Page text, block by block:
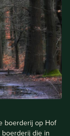
boerderij op Hof
boerderij die in